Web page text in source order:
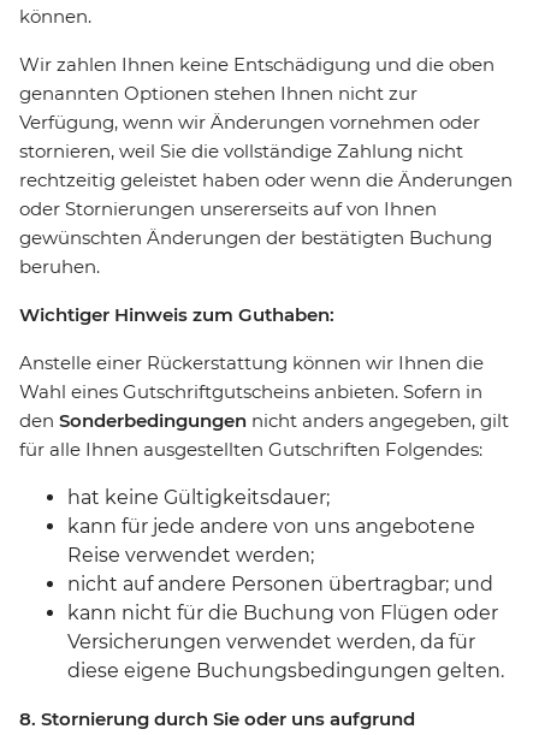
können.
Wir zahlen Ihnen keine Entschädigung und die oben
genannten Optionen stehen Ihnen nicht zur
Verfügung, wenn wir Änderungen vornehmen oder
stornieren, weil Sie die vollständige Zahlung nicht
rechtzeitig geleistet haben oder wenn die Änderungen
oder Stornierungen unsererseits auf von Ihnen
gewünschten Änderungen der bestätigten Buchung
beruhen.
Wichtiger Hinweis zum Guthaben:
Anstelle einer Rückerstattung können wir Ihnen die
Wahl eines Gutschriftgutscheins anbieten. Sofern in
den Sonderbedingungen nicht anders angegeben, gilt
für alle Ihnen ausgestellten Gutschriften Folgendes:
hat keine Gültigkeitsdauer;
kann für jede andere von uns angebotene
Reise verwendet werden;
nicht auf andere Personen übertragbar; und
kann nicht für die Buchung von Flügen oder
Versicherungen verwendet werden, da für
diese eigene Buchungsbedingungen gelten.
8. Stornierung durch Sie oder uns aufgrund